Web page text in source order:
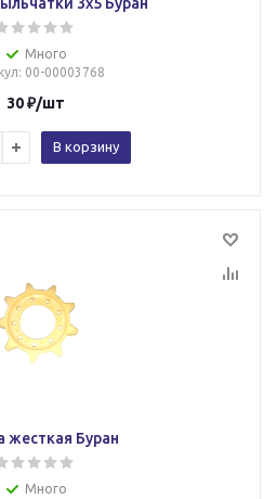
Много
: 00-00003768
30₽/шт
В корзину
жесткая Буран
Много